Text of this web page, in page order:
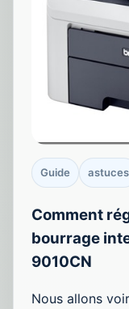
Guide astuces
Comment
bourrage
9010CN
Nous allons